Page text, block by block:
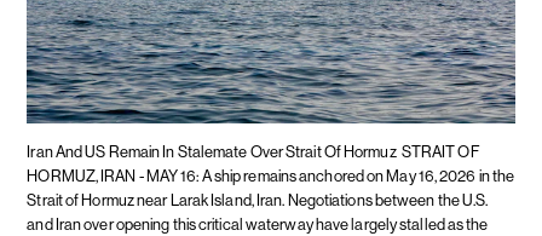
Iran And US Remain In Stalemate Over Strait Of Hormuz STRAIT OF
HORMUZ, IRAN - MAY 16: A ship remains anchored on May 16, 2026 in the
Strait of Hormuz near Larak Island, Iran. Negotiations between the U.S.
and Iran over opening this critical waterway have largely stalled as the